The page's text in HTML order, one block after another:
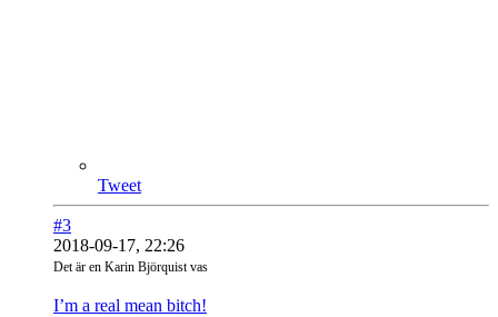
Tweet
#3
2018-09-17, 22:26
Det är en Karin Björquist vas
I’m a real mean bitch!